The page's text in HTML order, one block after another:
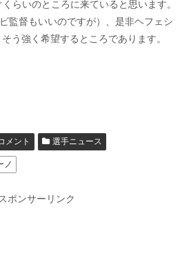
らいのところに来ていると思います。
監督もいいのですが）、是非ヘフェシ
う強く希望するところであります。
メント 選手ニュース
ノ
ポンサーリンク